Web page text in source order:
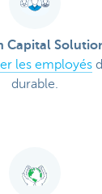
Capital
les employés
durable.